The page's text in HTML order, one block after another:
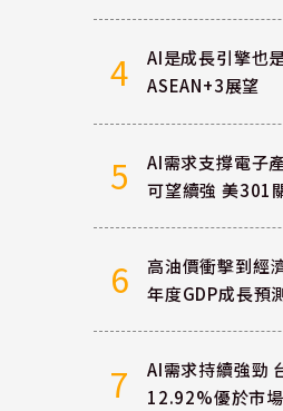
4
AI是成長引擎也
ASEAN+3展望
5
AI需求支撐電子
可望續強 美301
6
高油價衝擊到經
年度GDP成長預
7
AI需求持續強勁
12.92%優於市